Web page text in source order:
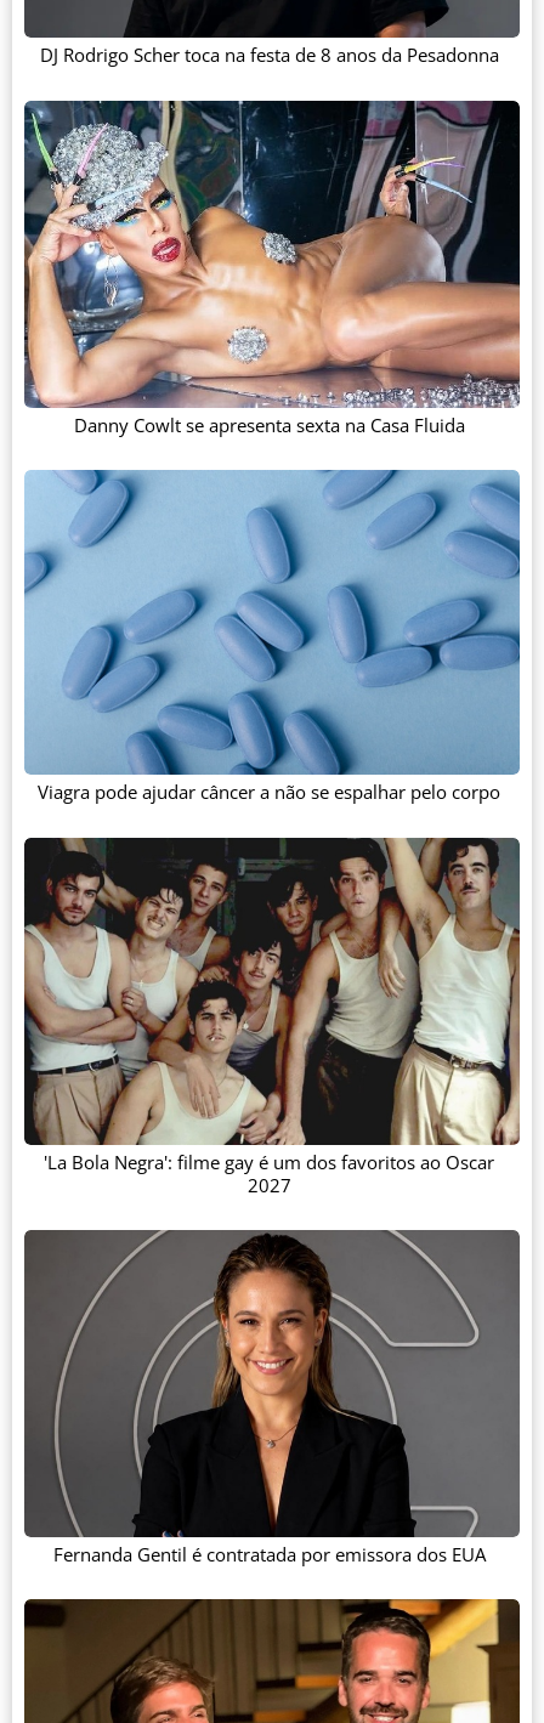
DJ Rodrigo Scher toca na festa de 8 anos da Pesadonna
Danny Cowlt se apresenta sexta na Casa Fluida
Viagra pode ajudar câncer a não se espalhar pelo corpo
'La Bola Negra': filme gay é um dos favoritos ao Oscar
2027
Fernanda Gentil é contratada por emissora dos EUA